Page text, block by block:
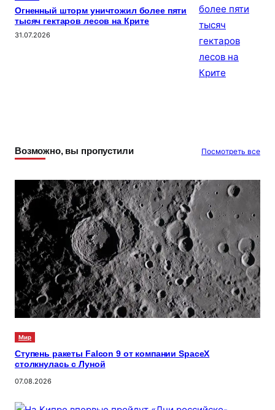
Огненный шторм уничтожил более пяти
тысяч гектаров лесов на Крите
31.07.2026
Возможно, вы пропустили Посмотреть все
Мир
Ступень ракеты Falcon 9 от компании SpaceX
столкнулась с Луной
07.08.2026